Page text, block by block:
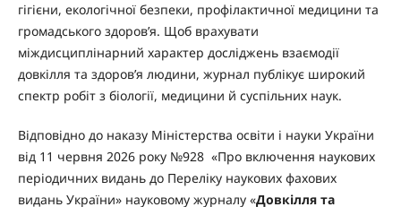
гігієни, екологічної безпеки, профілактичної медицини та
громадського здоров’я. Щоб врахувати
міждисциплінарний характер досліджень взаємодії
довкілля та здоров’я людини, журнал публікує широкий
спектр робіт з біології, медицини й суспільних наук.
Відповідно до наказу Міністерства освіти і науки України
від 11 червня 2026 року №928 «Про включення наукових
періодичних видань до Переліку наукових фахових
видань України»науковому журналу «Довкілля та